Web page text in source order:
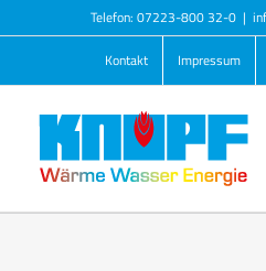
Inhalt
Telefon: 07223-800 32-0 |
Kontakt Impressum